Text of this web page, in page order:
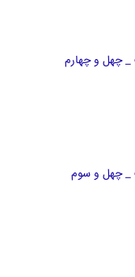
چهل و چهارم
_ چهل و سوم